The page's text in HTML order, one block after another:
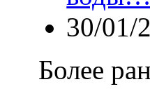
30/01/
Более